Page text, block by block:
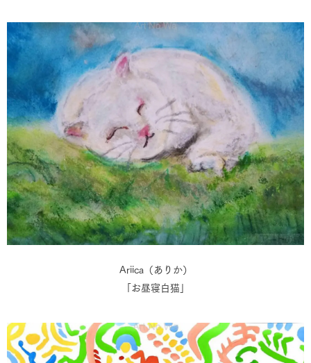
Ariica（ありか）
「お昼寝白猫」